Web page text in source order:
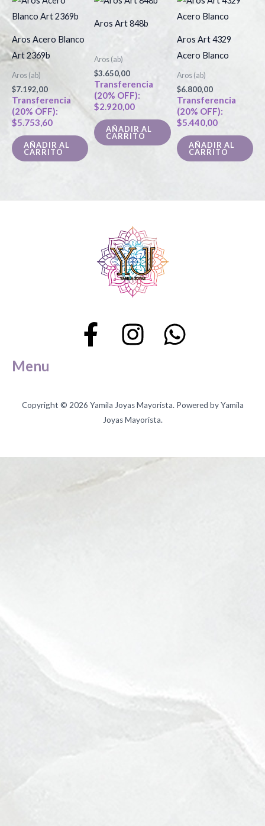
Aros Acero Blanco
Art 2369b
Aros (ab)
$7.192,00
Transferencia
(20% OFF):
$5.753,60
AÑADIR AL
CARRITO
Aros Art 848b
Aros (ab)
$3.650,00
Transferencia
(20% OFF):
$2.920,00
AÑADIR AL
CARRITO
Aros Art 4329
Acero Blanco
Aros (ab)
$6.800,00
Transferencia
(20% OFF):
$5.440,00
AÑADIR AL
CARRITO
Menu
Copyright © 2026 Yamila Joyas Mayorista. Powered by Yamila
Joyas Mayorista.